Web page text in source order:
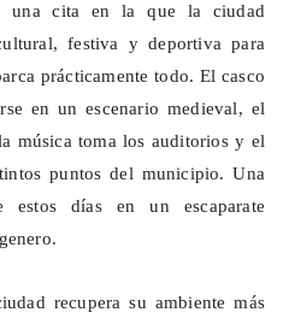
una cita en la que la ciudad
festiva y deportiva para
prácticamente todo. El casco
en un escenario medieval, el
música toma los auditorios y el
puntos del municipio. Una
estos días en un escaparate
recupera su ambiente más